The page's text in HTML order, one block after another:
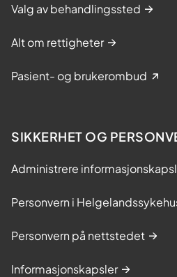
Valg av behandlingssted
Alt om rettigheter
Pasient- og brukerombud
SIKKERHET OG
Administrere
Personvern i
Personvern på nettstedet
Informasjonskapsler